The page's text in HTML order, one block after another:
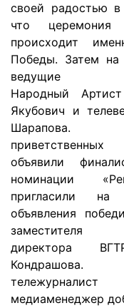
своей радостью
что церемония
происходит
Победы. Затем
ведущие
Народный
Якубович и
объявили
номинации
пригласили
объявления
заместителя
директора
Кондрашова.
медиаменеджер